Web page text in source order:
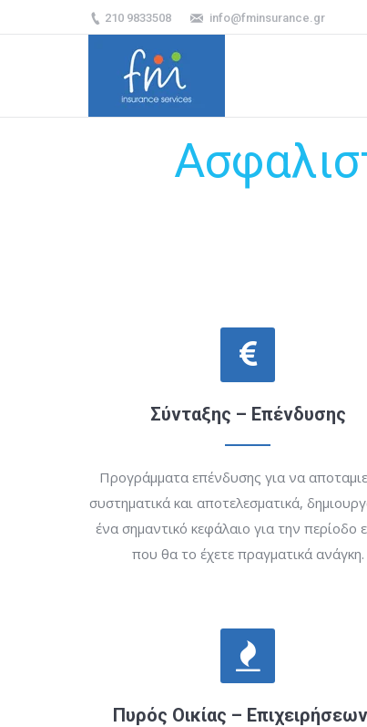
210 9833508 info@fminsurance.gr
Σύνταξης – Επένδυσης
Προγράμματα επένδυσης για να
συστηματικά και αποτελεσματικά,
ένα σημαντικό κεφάλαιο για την περίοδο
που θα το έχετε πραγματικά ανάγκη.
Πυρός Οικίας –